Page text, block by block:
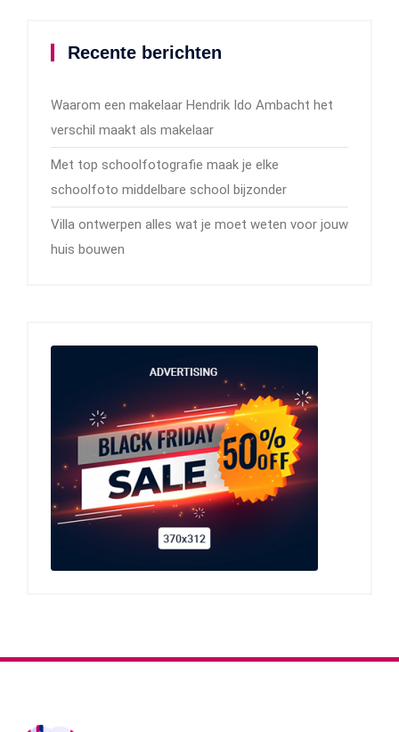
Recente berichten
Waarom een makelaar Hendrik Ido Ambacht het
verschil maakt als makelaar
Met top schoolfotografie maak je elke
schoolfoto middelbare school bijzonder
Villa ontwerpen alles wat je moet weten voor jouw
huis bouwen